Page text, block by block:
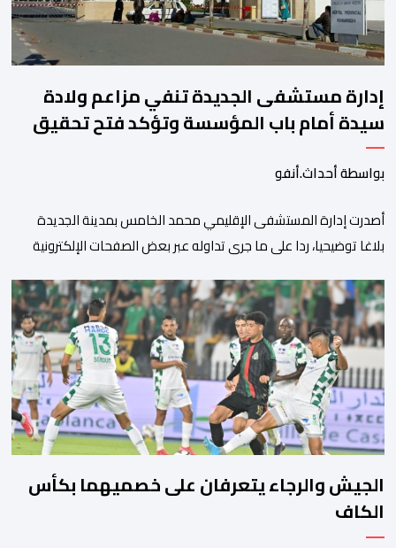
إدارة مستشفى الجديدة تنفي مزاعم ولادة
سيدة أمام باب المؤسسة وتؤكد فتح تحقيق
بواسطة أحداث.أنفو
أصدرت إدارة المستشفى الإقليمي محمد الخامس بمدينة الجديدة
بلاغا توضيحيا، ردا على ما جرى تداوله عبر بعض الصفحات الإلكترونية
مولودها أمام الباب الرئيسي للمستشفى بسبب رفض استقبالها أو
التكفل بها. وأكدت إدارة المستشفى أن السيدة المعنية حضرت إلى
مصلحة الولادة، حيث تم استقبالها وتسجيلها وإخضاعها […]
الجيش والرجاء يتعرفان على خصميهما بكأس
الكاف